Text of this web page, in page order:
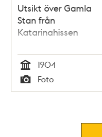
Utsikt över Gamla
Stan från
Katarinahissen
Tid
1904
Typ
Foto